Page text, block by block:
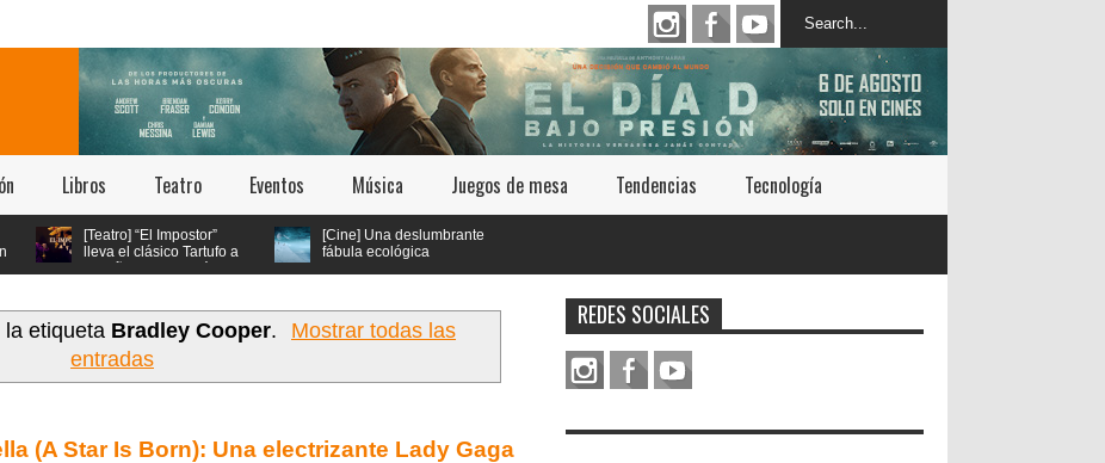
Libros Teatro Eventos Música Juegos de mesa Tendencias Tecnología
[Teatro] “El Impostor”
el clásico Tartufo a
[Cine] Una deslumbrante
fábula ecológica
la etiqueta Bradley Cooper.
Mostrar todas las
entradas
(A Star Is Born): Una electrizante Lady Gaga
REDES SOCIALES